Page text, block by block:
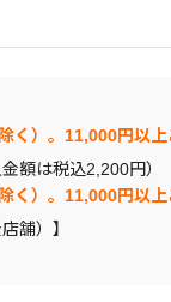
く）。11,000円以
額は税込2,200円）
く）。11,000円以
舗）】